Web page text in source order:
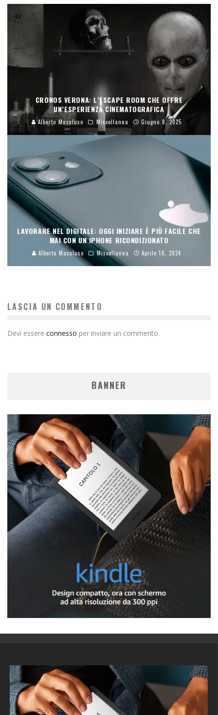
CRONOS VERONA: L’ESCAPE ROOM CHE OFFRE
UN’ESPERIENZA CINEMATOGRAFICA
Alberto Macaluso Miscellanea Giugno 8, 2025
LAVORARE NEL DIGITALE: OGGI INIZIARE È PIÙ FACILE CHE
MAI CON UN IPHONE RICONDIZIONATO
Alberto Macaluso Miscellanea Aprile 10, 2024
LASCIA UN COMMENTO
Devi essere connesso per inviare un commento.
BANNER